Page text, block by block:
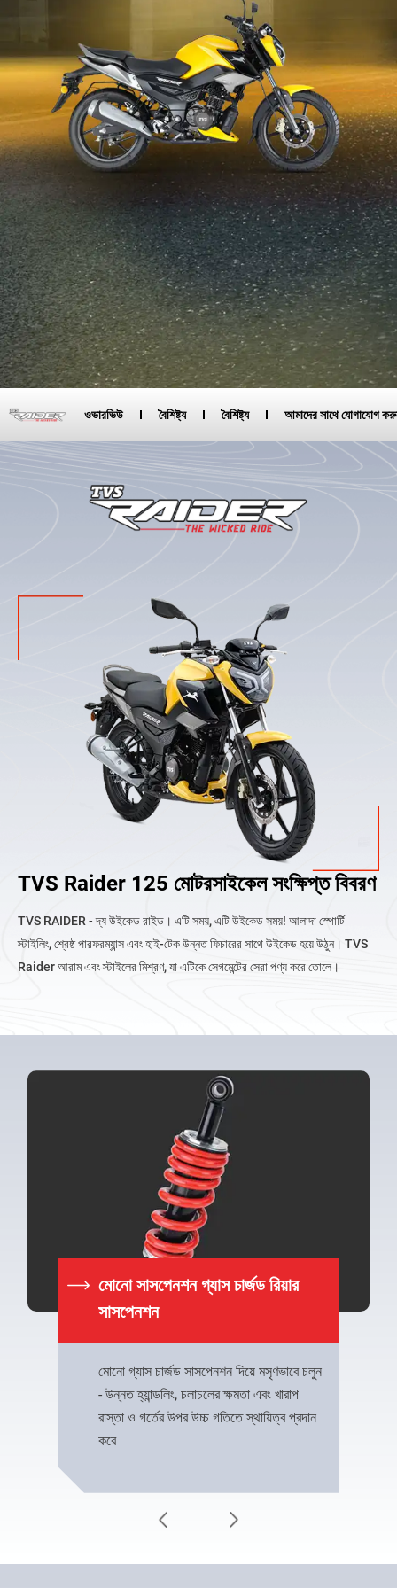
ওভারভিউ বৈশিষ্ট্য বৈশিষ্ট্য আমাদের সাথে যোগাযোগ
TVS Raider 125 মোটরসাইকেল সংক্ষিপ্ত বিবরণ
TVS RAIDER - দ্য উইকেড রাইড। এটি সময়, এটি উইকেড সময়! আলাদা স্পোর্টি
স্টাইলিং, শ্রেষ্ঠ পারফরম্যান্স এবং হাই-টেক উন্নত ফিচারের সাথে উইকেড হয়ে উঠুন। TVS
Raider আরাম এবং স্টাইলের মিশ্রণ, যা এটিকে সেগমেন্টের সেরা পণ্য করে তোলে।
মোনো সাসপেনশন গ্যাস চার্জড রিয়ার
সাসপেনশন
মোনো গ্যাস চার্জড সাসপেনশন দিয়ে মসৃণভাবে চলুন
- উন্নত হ্যান্ডলিং, চলাচলের ক্ষমতা এবং খারাপ
রাস্তা ও গর্তের উপর উচ্চ গতিতে স্থায়িত্ব প্রদান